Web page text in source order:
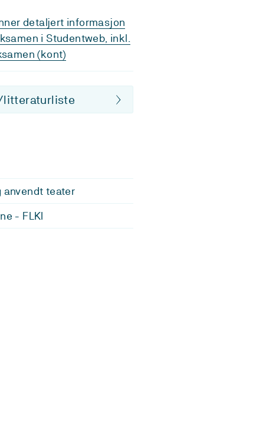
detaljert informasjon
i Studentweb, inkl.
(kont)
litteraturliste
anvendt teater
- FLKI